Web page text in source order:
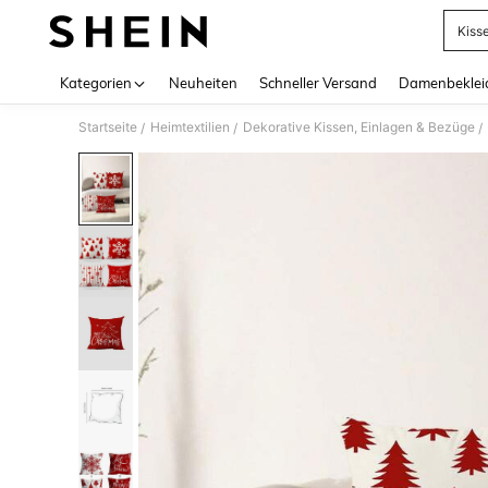
Kategorien Neuheiten Schneller Versand
Startseite / Heimtextilien / Dekorative Kissen, Einlagen & Bezüge /